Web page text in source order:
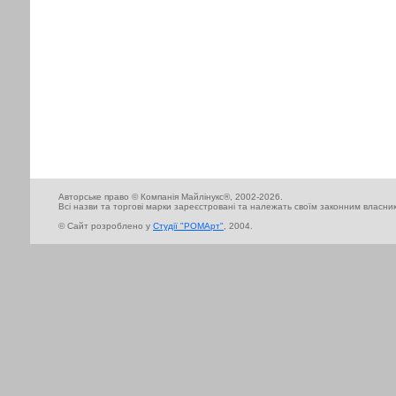
Авторське право © Компанія Майлінукс®, 2002-2026.
Всі назви та торгові марки зареєстровані та належать своїм законним
© Сайт розроблено у Cтудії "РОМАрт" , 2004.